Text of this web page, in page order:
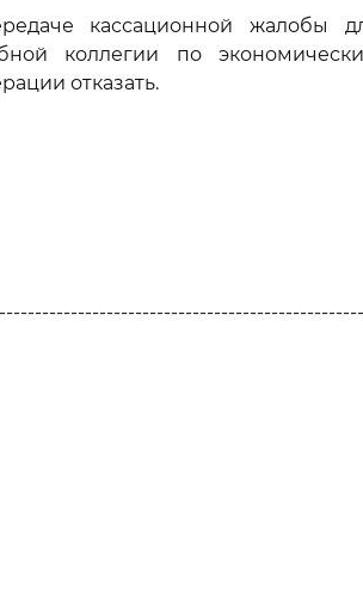
кассационной жалобы
коллегии по
отказать.